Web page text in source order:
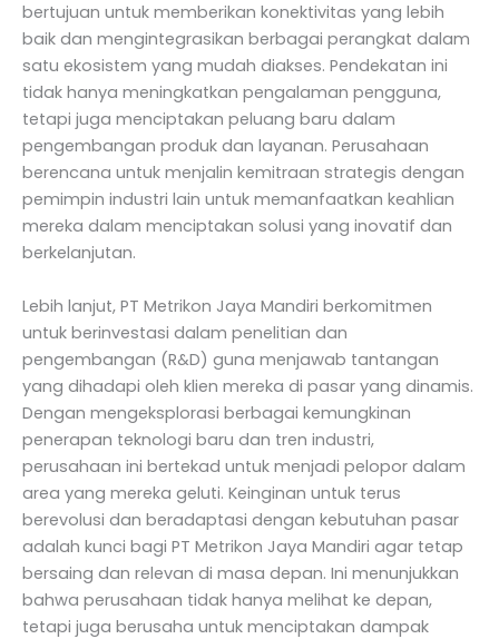
bertujuan untuk memberikan konektivitas yang lebih
baik dan mengintegrasikan berbagai perangkat dalam
satu ekosistem yang mudah diakses. Pendekatan ini
tidak hanya meningkatkan pengalaman pengguna,
tetapi juga menciptakan peluang baru dalam
pengembangan produk dan layanan. Perusahaan
berencana untuk menjalin kemitraan strategis dengan
pemimpin industri lain untuk memanfaatkan keahlian
mereka dalam menciptakan solusi yang inovatif dan
berkelanjutan.
Lebih lanjut, PT Metrikon Jaya Mandiri berkomitmen
untuk berinvestasi dalam penelitian dan
pengembangan (R&D) guna menjawab tantangan
yang dihadapi oleh klien mereka di pasar yang dinamis.
Dengan mengeksplorasi berbagai kemungkinan
penerapan teknologi baru dan tren industri,
perusahaan ini bertekad untuk menjadi pelopor dalam
area yang mereka geluti. Keinginan untuk terus
berevolusi dan beradaptasi dengan kebutuhan pasar
adalah kunci bagi PT Metrikon Jaya Mandiri agar tetap
bersaing dan relevan di masa depan. Ini menunjukkan
bahwa perusahaan tidak hanya melihat ke depan,
tetapi juga berusaha untuk menciptakan dampak